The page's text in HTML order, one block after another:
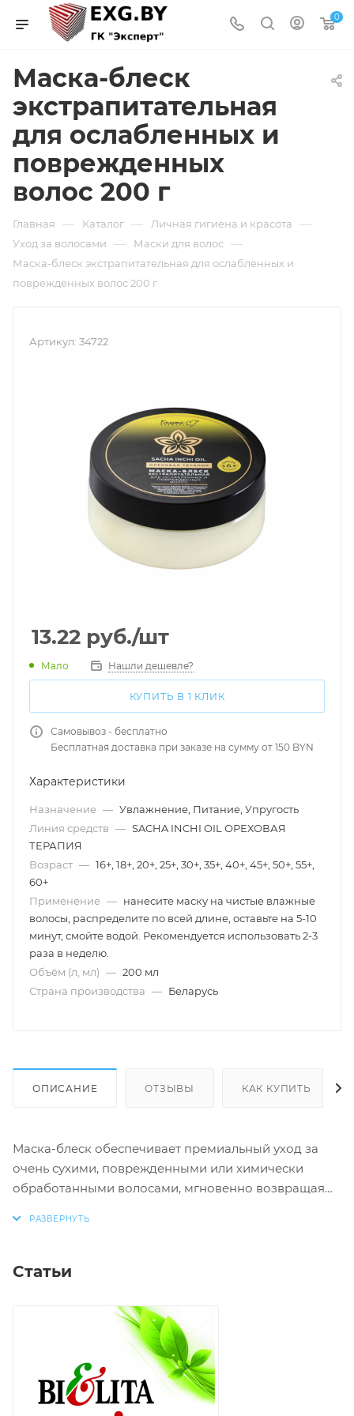
0
Маска-блеск
экстрапитательная
для ослабленных и
поврежденных
волос 200 г
Главная — Каталог — Личная гигиена и красота —
Уход за волосами — Маски для волос —
Маска-блеск экстрапитательная для ослабленных и
поврежденных волос 200 г
Артикул: 34722
13.22 руб./шт
Мало Нашли дешевле?
КУПИТЬ В 1 КЛИК
Самовывоз - бесплатно
Бесплатная доставка при заказе на сумму от 150 BYN
Характеристики
Назначение — Увлажнение, Питание, Упругость
Линия средств — SACHA INCHI OIL ОРЕХОВАЯ
ТЕРАПИЯ
Возраст — 16+, 18+, 20+, 25+, 30+, 35+, 40+, 45+, 50+, 55+,
60+
Применение — нанесите маску на чистые влажные
волосы, распределите по всей длине, оставьте на 5-10
минут, смойте водой. Рекомендуется использовать 2-3
раза в неделю.
Объём (л, мл) — 200 мл
Страна производства — Беларусь
ОПИСАНИЕ ОТЗЫВЫ КАК КУПИТЬ
Маска-блеск обеспечивает премиальный уход за
очень сухими, поврежденными или химически
обработанными волосами, мгновенно возвращая
масло сача инчи
масло ши
масло лесного ореха
масло оливы
Статьи